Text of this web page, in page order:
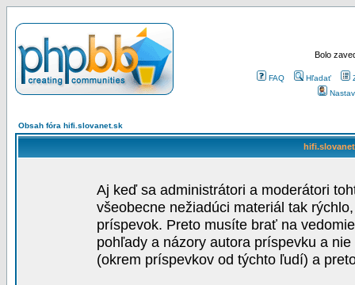
Bolo
FAQ Hľadať
Obsah fóra hifi.slovanet.sk
Aj keď sa administrátori a moderátori
všeobecne nežiadúci materiál tak
príspevok. Preto musíte brať na
pohľady a názory autora príspevku a
(okrem príspevkov od týchto ľudí) a